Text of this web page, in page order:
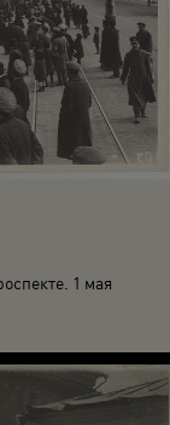
1 мая